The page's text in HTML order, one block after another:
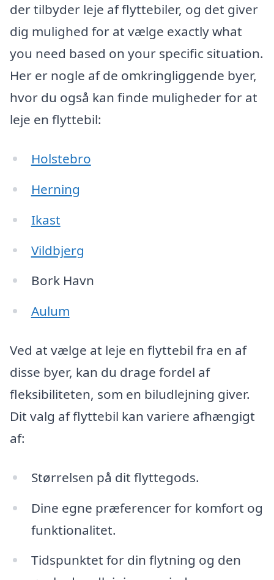
der tilbyder leje af flyttebiler, og det giver
dig mulighed for at vælge exactly what
you need based on your specific situation.
Her er nogle af de omkringliggende byer,
hvor du også kan finde muligheder for at
leje en flyttebil:
Holstebro
Herning
Ikast
Vildbjerg
Bork Havn
Aulum
Ved at vælge at leje en flyttebil fra en af
disse byer, kan du drage fordel af
fleksibiliteten, som en biludlejning giver.
Dit valg af flyttebil kan variere afhængigt
af:
Størrelsen på dit flyttegods.
Dine egne præferencer for komfort og
funktionalitet.
Tidspunktet for din flytning og den